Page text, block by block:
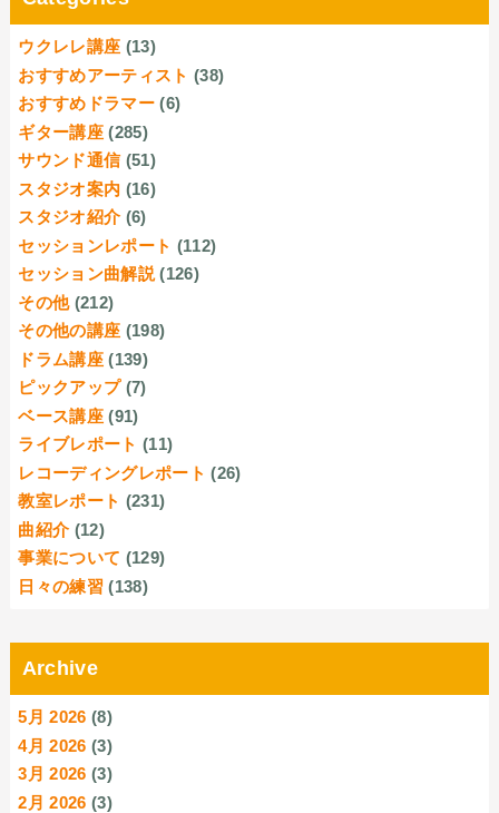
ウクレレ講座 (13)
おすすめアーティスト (38)
おすすめドラマー (6)
ギター講座 (285)
サウンド通信 (51)
スタジオ案内 (16)
スタジオ紹介 (6)
セッションレポート (112)
セッション曲解説 (126)
その他 (212)
その他の講座 (198)
ドラム講座 (139)
ピックアップ (7)
ベース講座 (91)
ライブレポート (11)
レコーディングレポート (26)
教室レポート (231)
曲紹介 (12)
事業について (129)
日々の練習 (138)
Archive
5月 2026 (8)
4月 2026 (3)
3月 2026 (3)
2月 2026 (3)